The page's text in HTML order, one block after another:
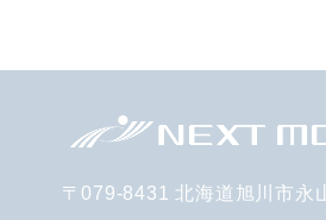
〒079-8431 北海道旭川市永